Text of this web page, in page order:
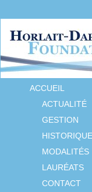
ACCUEIL
ACTUALITÉ
GESTION
HISTORIQUE
MODALITÉS
LAURÉATS
CONTACT